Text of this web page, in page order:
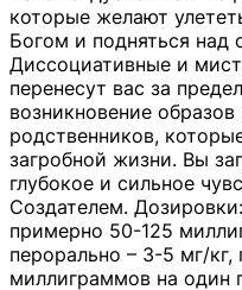
которые желают
Богом и подняться над
Диссоциативные и
перенесут вас за
возникновение
родственников,
загробной жизни. Вы
глубокое и сильное
Создателем.
примерно 50-125
перорально – 3-5 мг/
миллиграммов на